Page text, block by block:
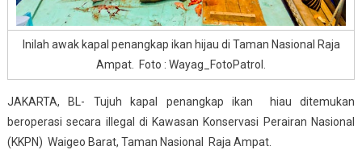
Inilah awak kapal penangkap ikan hijau di Taman Nasional Raja
Ampat. Foto : Wayag_FotoPatrol.
JAKARTA, BL- Tujuh kapal penangkap ikan hiau ditemukan
beroperasi secara illegal di Kawasan Konservasi Perairan Nasional
(KKPN) Waigeo Barat, Taman Nasional Raja Ampat.